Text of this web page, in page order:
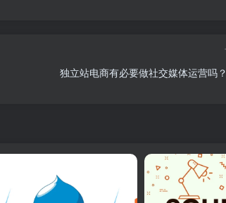
独立站电商有必要做社交媒体运营吗